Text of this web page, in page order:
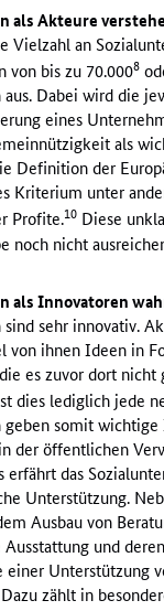
als Akteure
Vielzahl an
von bis zu 70.0008
Dabei wird die
eines
als
Definition der
Kriterium unter
Profite.10 Diese
noch nicht
als Innovatoren
sehr innovativ.
von ihnen Ideen in
es zuvor dort nicht
dies lediglich jede
geben somit
der öffentlichen
erfährt das
Unterstützung.
Ausbau von
und
einer Unterstützung
zählt in